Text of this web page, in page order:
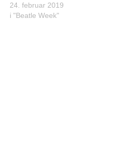
24. februar 2019
i "Beatle Week"